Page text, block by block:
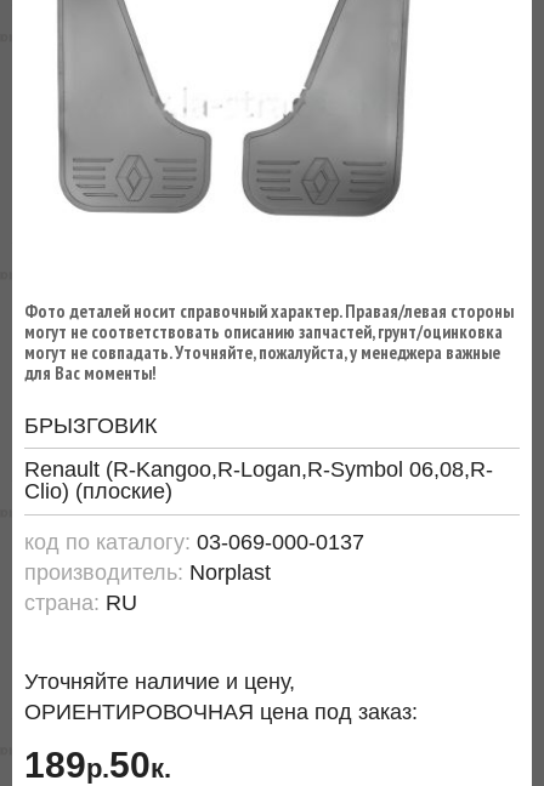
Фото деталей носит справочный характер. Правая/левая стороны
могут не соответствовать описанию запчастей, грунт/оцинковка
могут не совпадать. Уточняйте, пожалуйста, у менеджера важные
для Вас моменты!
БРЫЗГОВИК
Renault (R-Kangoo,R-Logan,R-Symbol 06,08,R-
Clio) (плоские)
код по каталогу: 03-069-000-0137
производитель: Norplast
страна: RU
Уточняйте наличие и цену,
ОРИЕНТИРОВОЧНАЯ цена под заказ:
189р.50к.